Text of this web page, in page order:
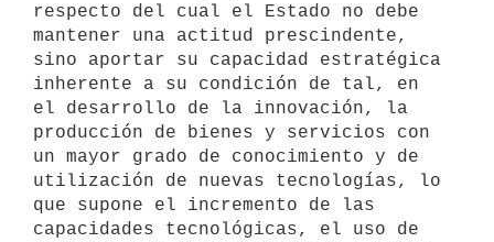
respecto del cual el Estado no debe
mantener una actitud prescindente,
sino aportar su capacidad estratégica
inherente a su condición de tal, en
el desarrollo de la innovación, la
producción de bienes y servicios con
un mayor grado de conocimiento y de
utilización de nuevas tecnologías, lo
que supone el incremento de las
capacidades tecnológicas, el uso de